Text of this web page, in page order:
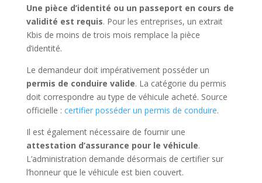
Une pièce d’identité ou un passeport en cours de
validité est requis. Pour les entreprises, un extrait
Kbis de moins de trois mois remplace la pièce
d’identité.
Le demandeur doit impérativement posséder un
permis de conduire valide. La catégorie du permis
doit correspondre au type de véhicule acheté. Source
officielle : certifier posséder un permis de conduire.
Il est également nécessaire de fournir une
attestation d’assurance pour le véhicule.
L’administration demande désormais de certifier sur
l’honneur que le véhicule est bien couvert.